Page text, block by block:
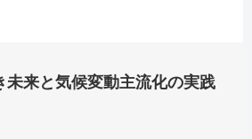
未来と気候変動主流化の実践